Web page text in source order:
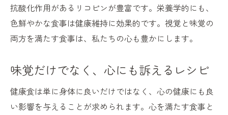
抗酸化作用があるリコピンが豊富です。栄養学的にも、
色鮮やかな食事は健康維持に効果的です。視覚と味覚の
両方を満たす食事は、私たちの心も豊かにします。
味覚だけでなく、心にも訴えるレシピ
健康食は単に身体に良いだけではなく、心の健康にも良
い影響を与えることが求められます。心を満たす食事と